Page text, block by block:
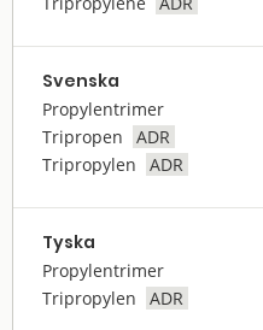
Svenska
Propylentrimer
Tripropen
ADR
Tripropylen
ADR
Tyska
Propylentrimer
Tripropylen
ADR